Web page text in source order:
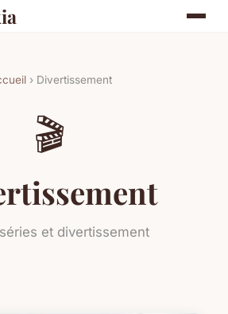
› Divertissement
🎬
et divertissement